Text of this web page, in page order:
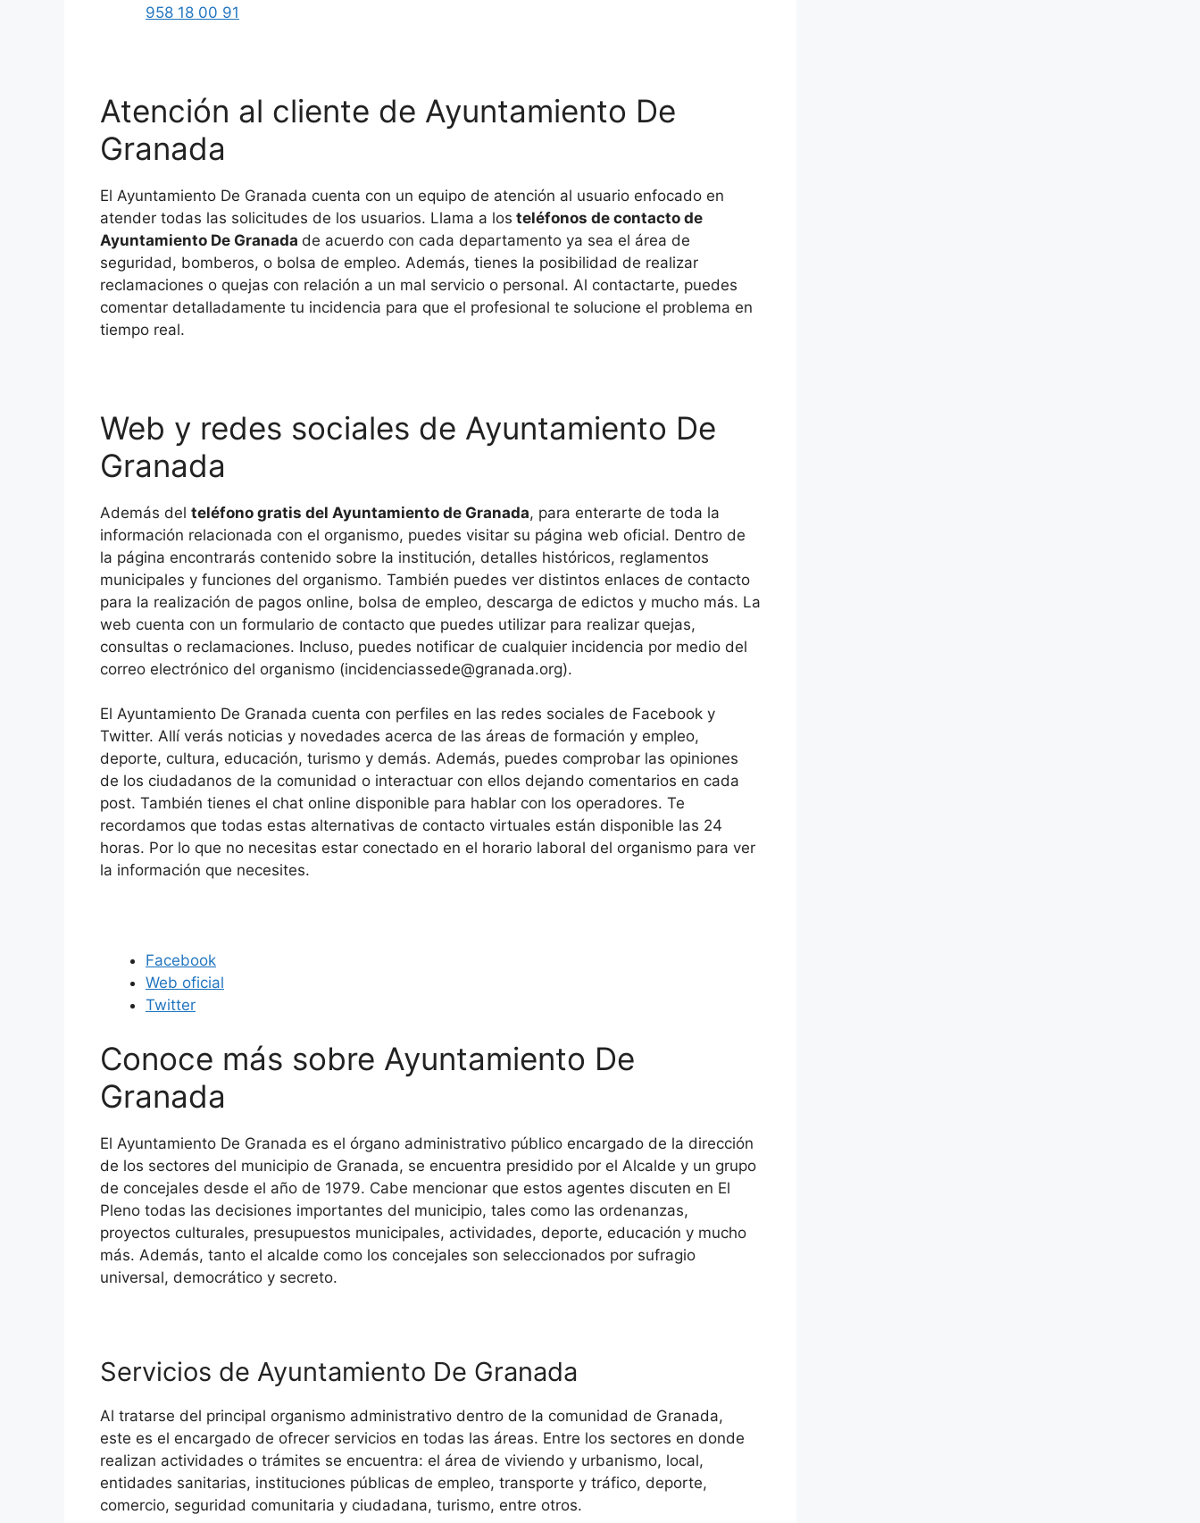
958 18 00 91
Atención al cliente de Ayuntamiento De
Granada
El Ayuntamiento De Granada cuenta con un equipo de atención al usuario enfocado en
atender todas las solicitudes de los usuarios. Llama a los teléfonos de contacto de
Ayuntamiento De Granada de acuerdo con cada departamento ya sea el área de
seguridad, bomberos, o bolsa de empleo. Además, tienes la posibilidad de realizar
reclamaciones o quejas con relación a un mal servicio o personal. Al contactarte, puedes
comentar detalladamente tu incidencia para que el profesional te solucione el problema en
tiempo real.
Web y redes sociales de Ayuntamiento De
Granada
Además del teléfono gratis del Ayuntamiento de Granada, para enterarte de toda la
información relacionada con el organismo, puedes visitar su página web oficial. Dentro de
la página encontrarás contenido sobre la institución, detalles históricos, reglamentos
municipales y funciones del organismo. También puedes ver distintos enlaces de contacto
para la realización de pagos online, bolsa de empleo, descarga de edictos y mucho más. La
web cuenta con un formulario de contacto que puedes utilizar para realizar quejas,
consultas o reclamaciones. Incluso, puedes notificar de cualquier incidencia por medio del
correo electrónico del organismo (incidenciassede@granada.org).
El Ayuntamiento De Granada cuenta con perfiles en las redes sociales de Facebook y
Twitter. Allí verás noticias y novedades acerca de las áreas de formación y empleo,
deporte, cultura, educación, turismo y demás. Además, puedes comprobar las opiniones
de los ciudadanos de la comunidad o interactuar con ellos dejando comentarios en cada
post. También tienes el chat online disponible para hablar con los operadores. Te
recordamos que todas estas alternativas de contacto virtuales están disponible las 24
horas. Por lo que no necesitas estar conectado en el horario laboral del organismo para ver
la información que necesites.
Facebook
Web oficial
Twitter
Conoce más sobre Ayuntamiento De
Granada
El Ayuntamiento De Granada es el órgano administrativo público encargado de la dirección
de los sectores del municipio de Granada, se encuentra presidido por el Alcalde y un grupo
de concejales desde el año de 1979. Cabe mencionar que estos agentes discuten en El
Pleno todas las decisiones importantes del municipio, tales como las ordenanzas,
proyectos culturales, presupuestos municipales, actividades, deporte, educación y mucho
más. Además, tanto el alcalde como los concejales son seleccionados por sufragio
universal, democrático y secreto.
Servicios de Ayuntamiento De Granada
Al tratarse del principal organismo administrativo dentro de la comunidad de Granada,
este es el encargado de ofrecer servicios en todas las áreas. Entre los sectores en donde
realizan actividades o trámites se encuentra: el área de viviendo y urbanismo, local,
entidades sanitarias, instituciones públicas de empleo, transporte y tráfico, deporte,
comercio, seguridad comunitaria y ciudadana, turismo, entre otros.